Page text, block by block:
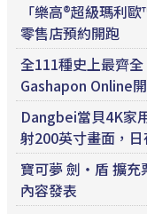
「樂高®超級瑪利
零售店預約開跑
全111種史上最齊
Gashapon Online
Dangbei當貝4K家
射200英寸畫面，
寶可夢 劍・盾 擴
內容發表